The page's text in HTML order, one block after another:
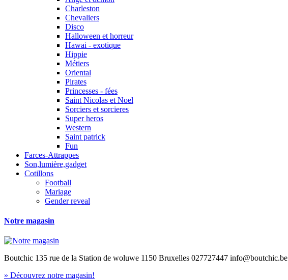
Charleston
Chevaliers
Disco
Halloween et horreur
Hawai - exotique
Hippie
Métiers
Oriental
Pirates
Princesses - fées
Saint Nicolas et Noel
Sorciers et sorcieres
Super heros
Western
Saint patrick
Fun
Farces-Attrappes
Son,lumière,gadget
Cotillons
Football
Mariage
Gender reveal
Notre magasin
Boutchic 135 rue de la Station de woluwe 1150 Bruxelles 027727447 info@boutchic.be
» Découvrez notre magasin!